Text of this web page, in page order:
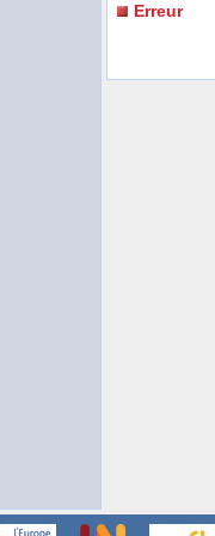
Erreur